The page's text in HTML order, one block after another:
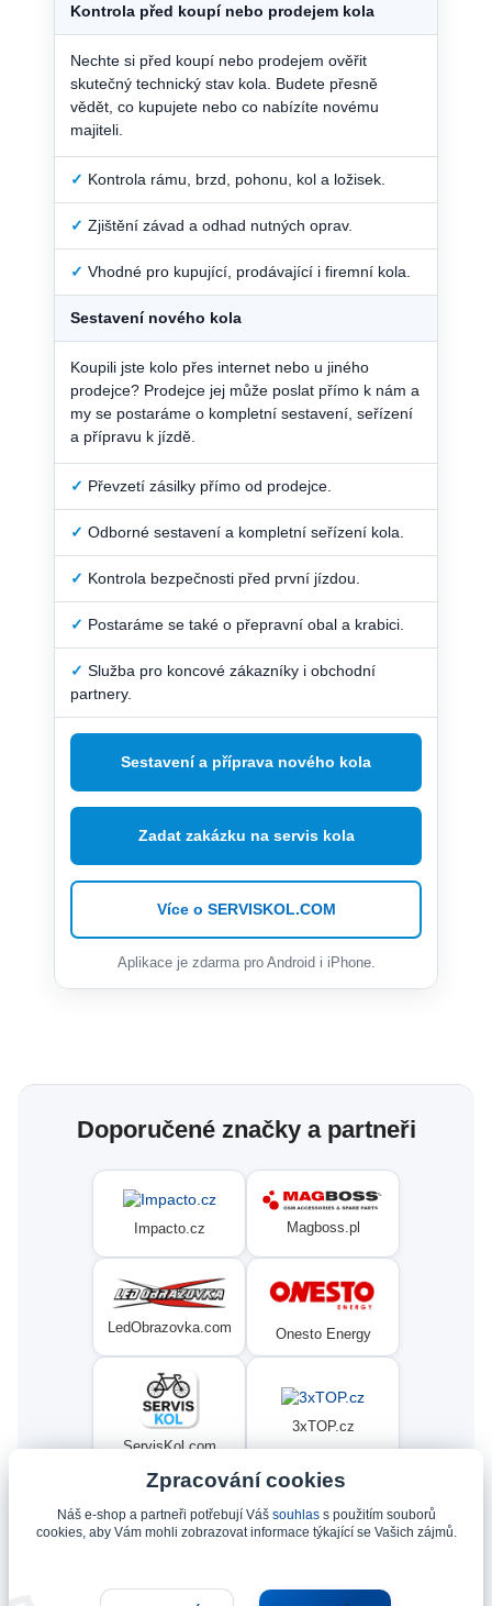
Kontrola před koupí nebo prodejem kola
Nechte si před koupí nebo prodejem ověřit
skutečný technický stav kola. Budete přesně
vědět, co kupujete nebo co nabízíte novému
majiteli.
✓ Kontrola rámu, brzd, pohonu, kol a ložisek.
✓ Zjištění závad a odhad nutných oprav.
✓ Vhodné pro kupující, prodávající i firemní kola.
Sestavení nového kola
Koupili jste kolo přes internet nebo u jiného
prodejce? Prodejce jej může poslat přímo k nám a
my se postaráme o kompletní sestavení, seřízení
a přípravu k jízdě.
✓ Převzetí zásilky přímo od prodejce.
✓ Odborné sestavení a kompletní seřízení kola.
✓ Kontrola bezpečnosti před první jízdou.
✓ Postaráme se také o přepravní obal a krabici.
✓ Služba pro koncové zákazníky i obchodní
partnery.
Sestavení a příprava nového kola
Zadat zakázku na servis kola
Více o SERVISKOL.COM
Aplikace je zdarma pro Android i iPhone.
Doporučené značky a partneři
Impacto.cz Magboss.pl
LedObrazovka.com Onesto Energy
ServisKol.com
3xTOP.cz
Condat Ninex.cz
Zpracování cookies
Náš e-shop a partneři potřebují Váš souhlass použitím souborů
cookies, aby Vám mohli zobrazovat informace týkající se Vašich zájmů.